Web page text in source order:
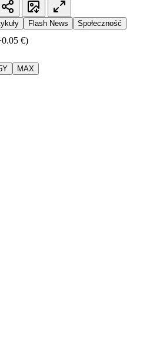
Flash News Społeczność
€)
MAX